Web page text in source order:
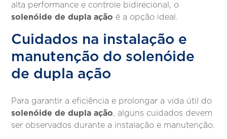
alta performance e controle bidirecional, o
solenóide de dupla ação é a opção ideal.
Cuidados na instalação e
manutenção do solenóide
de dupla ação
Para garantir a eficiência e prolongar a vida útil do
solenóide de dupla ação, alguns cuidados devem
ser observados durante a instalação e manutenção.